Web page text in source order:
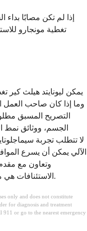
تغطية مونجارو
يمكن ليونايتد هيلث كير
وما إذا كان صاحب العمل
الجسم، ووثائق نمط
الآلي يمكن أن يسرع
وتعاون مع
الاستئنافات هي مسار قابل للتطبيق إذا تم رفض طلبك الأول.
only and does not constitute
for diagnosis and treatment
or go to the nearest emergency